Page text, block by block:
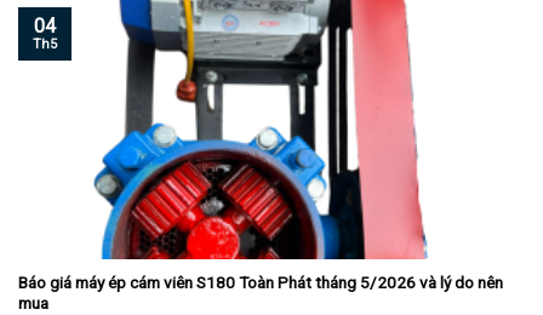
Báo giá máy ép cám viên S180 Toàn Phát tháng 5/2026 và lý do nên
mua
04
Th5